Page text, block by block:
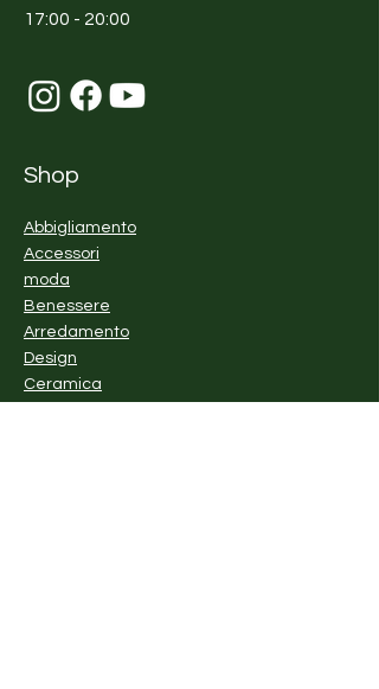
17:00 - 20:00
Shop
Abbigliamento
Accessori
moda
Benessere
Arredamento
Design
Ceramica